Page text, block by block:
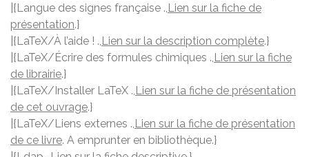
|{Langue des signes française ., Lien sur la fiche de
présentation.}
|{LaTeX/À l’aide ! ., Lien sur la description complète.}
|{LaTeX/Écrire des formules chimiques ., Lien sur la fiche
de librairie.}
|{LaTeX/Installer LaTeX ., Lien sur la fiche de présentation
de cet ouvrage.}
|{LaTeX/Liens externes ., Lien sur la fiche de présentation
de ce livre. A emprunter en bibliothèque.}